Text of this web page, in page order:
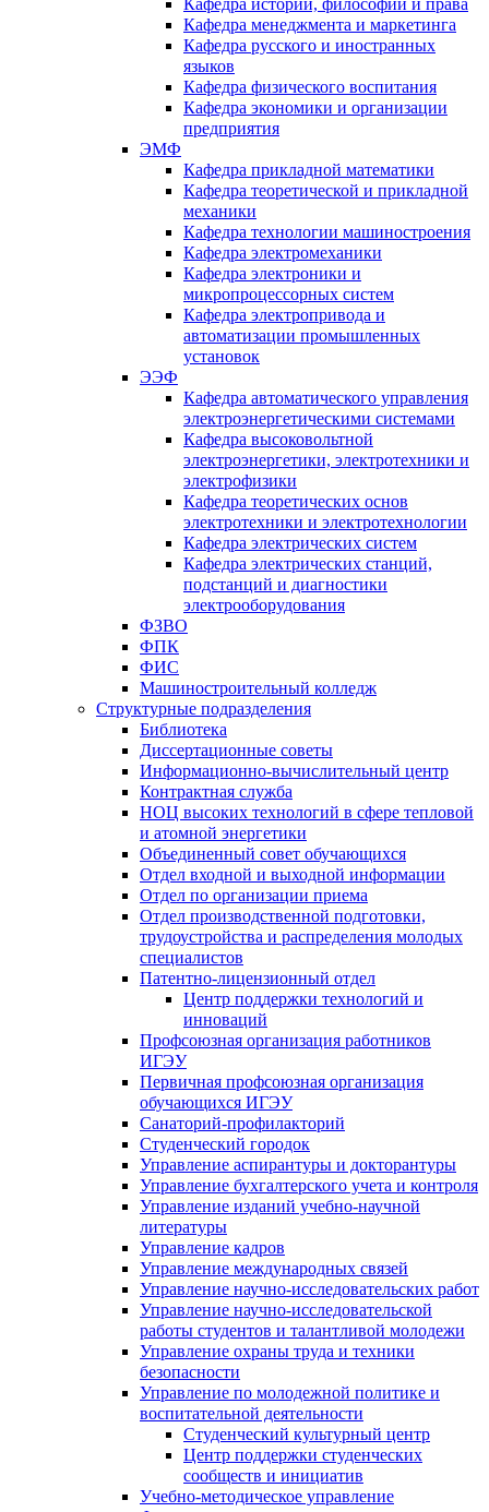
Кафедра менеджмента и маркетинга
Кафедра русского и иностранных
языков
Кафедра физического воспитания
Кафедра экономики и организации
предприятия
ЭМФ
Кафедра прикладной математики
Кафедра теоретической и прикладной
механики
Кафедра технологии машиностроения
Кафедра электромеханики
Кафедра электроники и
микропроцессорных систем
Кафедра электропривода и
автоматизации промышленных
установок
ЭЭФ
Кафедра автоматического управления
электроэнергетическими системами
Кафедра высоковольтной
электроэнергетики, электротехники и
электрофизики
Кафедра теоретических основ
электротехники и электротехнологии
Кафедра электрических систем
Кафедра электрических станций,
подстанций и диагностики
электрооборудования
ФЗВО
ФПК
ФИС
Машиностроительный колледж
Структурные подразделения
Библиотека
Диссертационные советы
Информационно-вычислительный центр
Контрактная служба
НОЦ высоких технологий в сфере тепловой
и атомной энергетики
Объединенный совет обучающихся
Отдел входной и выходной информации
Отдел по организации приема
Отдел производственной подготовки,
трудоустройства и распределения молодых
специалистов
Патентно-лицензионный отдел
Центр поддержки технологий и
инноваций
Профсоюзная организация работников
ИГЭУ
Первичная профсоюзная организация
обучающихся ИГЭУ
Санаторий-профилакторий
Студенческий городок
Управление аспирантуры и докторантуры
Управление бухгалтерского учета и контроля
Управление изданий учебно-научной
литературы
Упpавление кадpов
Управление международных связей
Управление научно-исследовательских работ
Управление научно-исследовательской
работы студентов и талантливой молодежи
Управление охраны труда и техники
безопасности
Управление по молодежной политике и
воспитательной деятельности
Студенческий культурный центр
Центр поддержки студенческих
сообществ и инициатив
Учебно-методическое управление